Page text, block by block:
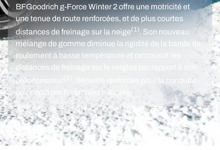
BFGoodrich g-Force Winter 2 offre une motricité et
une tenue de route renforcées, et de plus courtes
distances de freinage sur la neige(1). Son nouveau
mélange de gomme diminue la rigidité de la bande de
roulement à basse température et raccourcit les
distances de freinage sur le verglas par rapport à son
prédécesseur
. Sécurité renforcée pour la conduite
en conditions hivernales difficiles.